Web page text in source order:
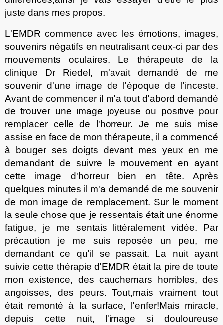
juste dans mes propos.
L'EMDR commence avec les émotions, images,
souvenirs négatifs en neutralisant ceux-ci par des
mouvements oculaires. Le thérapeute de la
clinique Dr Riedel, m'avait demandé de me
souvenir d'une image de l'époque de l'inceste.
Avant de commencer il m'a tout d'aborddemandé
de trouver une image joyeuse ou positive pour
remplacer celle de l'horreur. Je me suis mise
assise en face de mon thérapeute, il a commencé
à bouger ses doigts devant mes yeux en me
demandant de suivre le mouvement en ayant
cette image d'horreur bien en tête. Après
quelques minutes il m'a demandé de me souvenir
de mon image de remplacement. Sur le moment
la seule chose que je ressentais était une énorme
fatigue, je me sentais littéralement vidée. Par
précaution je me suis reposée un peu, me
demandantce qu'il se passait. La nuitayant
suivie cette thérapie d'EMDR était la pire de toute
mon existence, des cauchemars horribles, des
angoisses, des peurs. Tout,mais vraiment tout
était remonté à la surface, l'enfer!Mais miracle,
depuis cette nuit, l'image si douloureuse